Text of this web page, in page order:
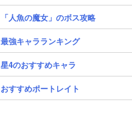
「人魚の魔女」のボス攻略
最強キャラランキング
星4のおすすめキャラ
おすすめポートレイト